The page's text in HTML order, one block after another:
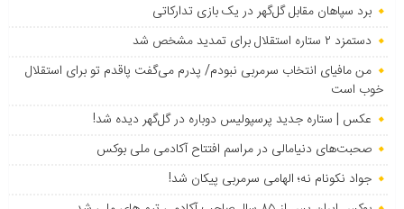
برد سپاهان مقابل گل‌گهر در یک بازی تدارکاتی
دستمزد ۲ ستاره استقلال برای تمدید مشخص شد
من مافیای انتخاب سرمربی نبودم/ پدرم می‌گفت پاقدم تو برای استقلال
خوب است
عکس | ستاره جدید پرسپولیس دوباره در گل‌گهر دیده شد!
صحبت‌های دنیامالی در مراسم افتتاح آکادمی ملی بوکس
جواد نکونام نه؛ الهامی سرمربی پیکان شد!